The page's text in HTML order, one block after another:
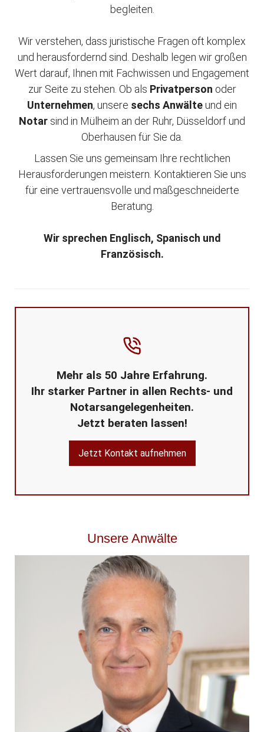
begleiten.
Wir verstehen, dass juristische Fragen oft komplex
und herausfordernd sind. Deshalb legen wir großen
Wert darauf, Ihnen mit Fachwissen und Engagement
zur Seite zu stehen. Ob als Privatperson oder
Unternehmen, unsere sechs Anwälteund ein
Notar sind in Mülheim an der Ruhr, Düsseldorf und
Oberhausen für Sie da.
Lassen Sie uns gemeinsam Ihre rechtlichen
Herausforderungen meistern. Kontaktieren Sie uns
für eine vertrauensvolle und maßgeschneiderte
Beratung.
Wir sprechen Englisch, Spanisch und
Französisch.
Mehr als 50 Jahre Erfahrung.
Ihr starker Partner in allen Rechts- und
Notarsangelegenheiten.
Jetzt beraten lassen!
Jetzt Kontakt aufnehmen
Unsere Anwälte